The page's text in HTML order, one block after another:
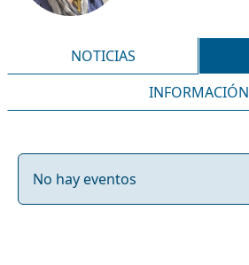
NOTICIAS
INFORMACIÓN
No hay eventos